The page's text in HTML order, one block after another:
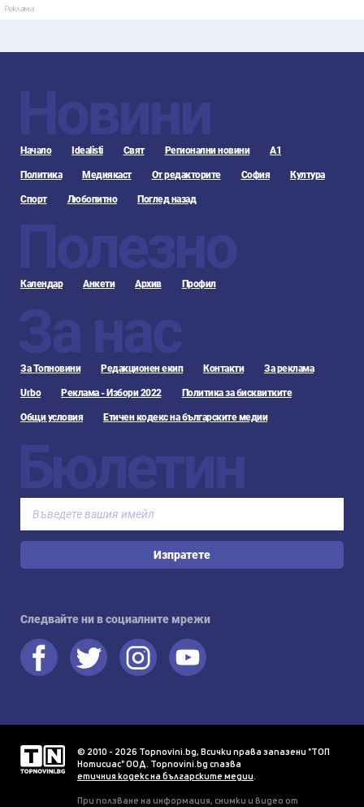
Реклама
Новини
Начало Idealisti Свят Регионални новини А1
Политика Медиякаст От редакторите София Култура
Спорт Любопитно Поглед назад
Полезно
Календар Анкети Архив Профил
За нас
За Топновини Редакционен екип Контакти За реклама
Urbo Реклама - Избори 2022 Политика за бисквитките
Общи условия Етичен кодекс на българските медии
Бюлетин
Изпратете
Следвайте ни в социалните мрежи
© 2010 - 2026 Topnovini.bg, Всички права запазени "ТОП
Нотисиас" ООД. Topnovini.bg спазва
етичния кодекс на българските медии.
При ползване на информация, снимки и видео от